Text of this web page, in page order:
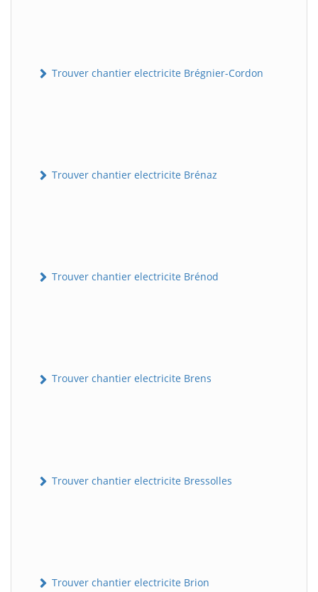
Trouver chantier electricite Brégnier-Cordon
Trouver chantier electricite Brénaz
Trouver chantier electricite Brénod
Trouver chantier electricite Brens
Trouver chantier electricite Bressolles
Trouver chantier electricite Brion